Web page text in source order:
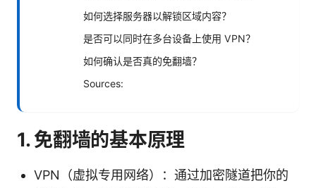
如何选择服务器以解锁区域内容？
是否可以同时在多台设备上使用 VPN？
如何确认是否真的免翻墙？
Sources:
1. 免翻墙的基本原理
VPN（虚拟专用网络）：通过加密隧道把你的